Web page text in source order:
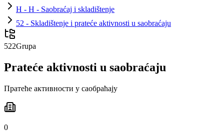
H - H - Saobraćaj i skladištenje
52 - Skladištenje i prateće aktivnosti u saobraćaju
522Grupa
Prateće aktivnosti u saobraćaju
Пратеће активности у саобраћају
0